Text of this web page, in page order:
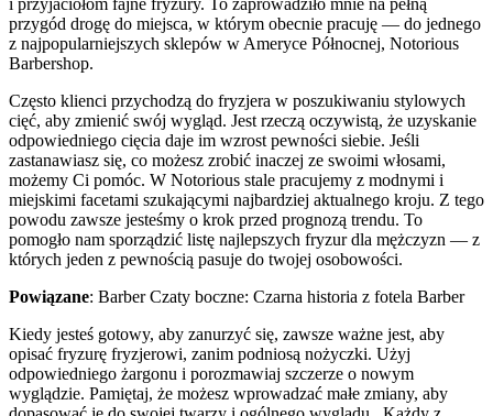
i przyjaciołom fajne fryzury. To zaprowadziło mnie na pełną
przygód drogę do miejsca, w którym obecnie pracuję — do jednego
z najpopularniejszych sklepów w Ameryce Północnej, Notorious
Barbershop.
Często klienci przychodzą do fryzjera w poszukiwaniu stylowych
cięć, aby zmienić swój wygląd. Jest rzeczą oczywistą, że uzyskanie
odpowiedniego cięcia daje im wzrost pewności siebie. Jeśli
zastanawiasz się, co możesz zrobić inaczej ze swoimi włosami,
możemy Ci pomóc. W Notorious stale pracujemy z modnymi i
miejskimi facetami szukającymi najbardziej aktualnego kroju. Z tego
powodu zawsze jesteśmy o krok przed prognozą trendu. To
pomogło nam sporządzić listę najlepszych fryzur dla mężczyzn — z
których jeden z pewnością pasuje do twojej osobowości.
Powiązane: Barber Czaty boczne: Czarna historia z fotela Barber
Kiedy jesteś gotowy, aby zanurzyć się, zawsze ważne jest, aby
opisać fryzurę fryzjerowi, zanim podniosą nożyczki. Użyj
odpowiedniego żargonu i porozmawiaj szczerze o nowym
wyglądzie. Pamiętaj, że możesz wprowadzać małe zmiany, aby